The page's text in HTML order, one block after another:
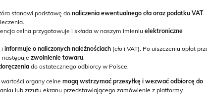
stanowi podstawę do naliczenia ewentualnego cła oraz podatku VAT.
celna przygotowuje i składa w naszym imieniu elektroniczne
i informuje o naliczonych należnościach (cło i VAT). Po uiszczeniu opłat
następuje zwolnienie towaru.
do ostatecznego odbiorcy w Polsce.
organy celne mogą wstrzymać przesyłkę i wezwać odbiorcę do
lub zrzutu ekranu przedstawiającego zamówienie z platformy